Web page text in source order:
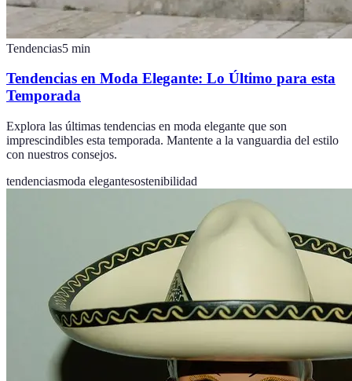
Tendencias5 min
Tendencias en Moda Elegante: Lo Último para esta
Temporada
Explora las últimas tendencias en moda elegante que son
imprescindibles esta temporada. Mantente a la vanguardia del estilo
con nuestros consejos.
tendenciasmoda elegantesostenibilidad